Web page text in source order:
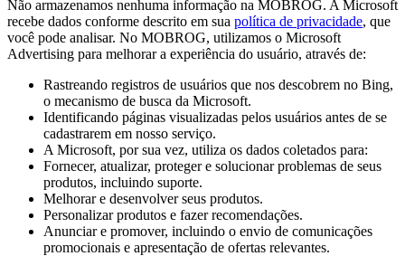
Não armazenamos nenhuma informação na MOBROG. A Microsoft
recebe dados conforme descrito em sua política de privacidade, que
você pode analisar. No MOBROG, utilizamos o Microsoft
Advertising para melhorar a experiência do usuário, através de:
Rastreando registros de usuários que nos descobrem no Bing,
o mecanismo de busca da Microsoft.
Identificando páginas visualizadas pelos usuários antes de se
cadastrarem em nosso serviço.
A Microsoft, por sua vez, utiliza os dados coletados para:
Fornecer, atualizar, proteger e solucionar problemas de seus
produtos, incluindo suporte.
Melhorar e desenvolver seus produtos.
Personalizar produtos e fazer recomendações.
Anunciar e promover, incluindo o envio de comunicações
promocionais e apresentação de ofertas relevantes.